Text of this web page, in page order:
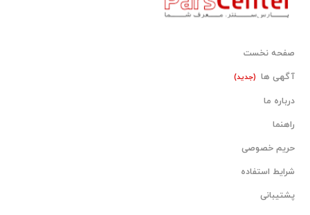
صفحه نخست
آگهی ها (جدید)
درباره ما
راهنما
حریم خصوصی
شرایط استفاده
پشتیبانی